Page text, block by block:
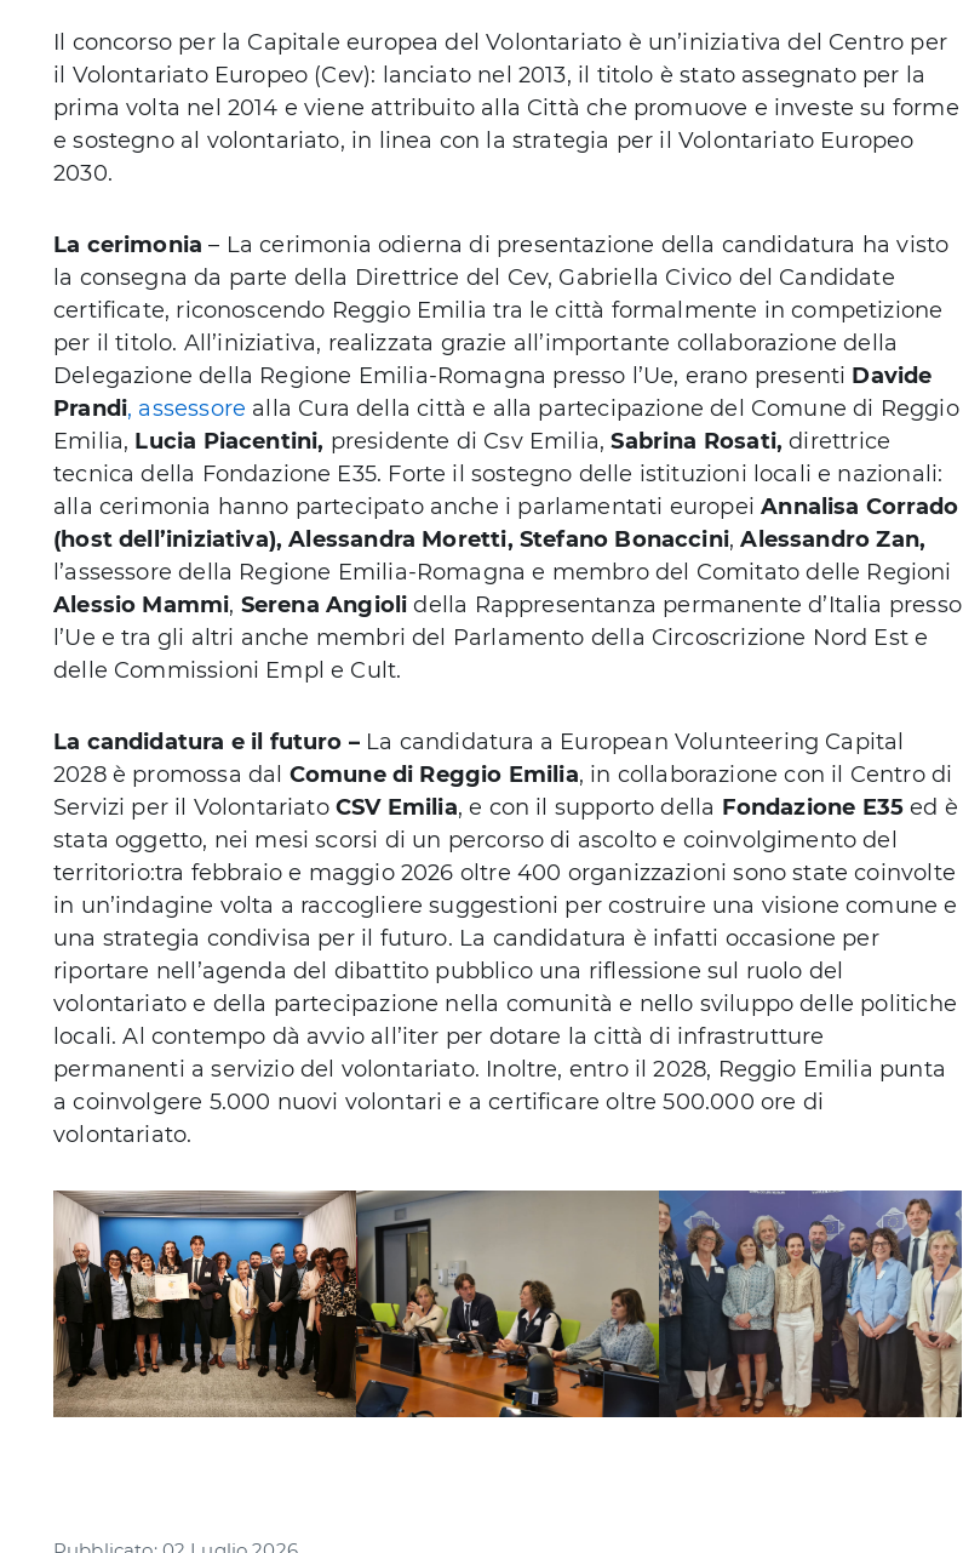
Il concorso per la Capitale europea del Volontariato è un’iniziativa del Centro per
il Volontariato Europeo (Cev): lanciato nel 2013, il titolo è stato assegnato per la
prima volta nel 2014 e viene attribuito alla Città che promuove e investe su forme
e sostegno al volontariato, in linea con la strategia per il Volontariato Europeo
2030.
La cerimonia – La cerimonia odierna di presentazione della candidatura ha visto
la consegna da parte della Direttrice del Cev, Gabriella Civico del Candidate
certificate, riconoscendo Reggio Emilia tra le città formalmente in competizione
per il titolo. All’iniziativa, realizzata grazie all’importante collaborazione della
Delegazione della Regione Emilia-Romagna presso l’Ue, erano presenti Davide
Prandi, assessore alla Cura della città e alla partecipazione del Comune di Reggio
Emilia, Lucia Piacentini, presidente di Csv Emilia,Sabrina Rosati,direttrice
tecnica della Fondazione E35. Forte il sostegno delle istituzioni locali e nazionali:
alla cerimonia hanno partecipato anche i parlamentati europeiAnnalisa Corrado
(host dell’iniziativa), Alessandra Moretti, Stefano Bonaccini,Alessandro Zan,
l’assessore della Regione Emilia-Romagna e membro del Comitato delle Regioni
Alessio Mammi, Serena Angioli della Rappresentanza permanente d’Italia presso
l’Ue e tra gli altri anche membri del Parlamento della Circoscrizione Nord Est e
delle Commissioni Empl e Cult.
La candidatura e il futuro – La candidatura a European Volunteering Capital
2028 è promossa dal Comune di Reggio Emilia, in collaborazione con il Centro di
Servizi per il VolontariatoCSV Emilia, e con il supporto della Fondazione E35ed è
stata oggetto, nei mesi scorsi di un percorso di ascolto e coinvolgimento del
territorio:tra febbraio e maggio 2026 oltre 400 organizzazioni sono state coinvolte
in un’indagine volta a raccogliere suggestioni per costruire una visione comune e
una strategia condivisa per il futuro. La candidatura è infatti occasione per
riportare nell’agenda del dibattito pubblico una riflessione sul ruolo del
volontariato e della partecipazione nella comunità e nello sviluppo delle politiche
locali. Al contempo dà avvio all’iter per dotare la città di infrastrutture
permanenti a servizio del volontariato. Inoltre, entro il 2028, Reggio Emilia punta
a coinvolgere 5.000 nuovi volontari e a certificare oltre 500.000 ore di
volontariato.